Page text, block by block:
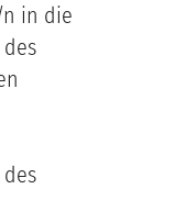
in die